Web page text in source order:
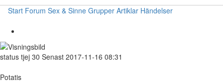
Start Forum Sex & Sinne Grupper Artiklar Händelser
status tjej 30 Senast 2017-11-16 08:31
Potatis